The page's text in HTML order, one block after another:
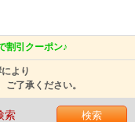
割引クーポン♪
より
了承ください。
索